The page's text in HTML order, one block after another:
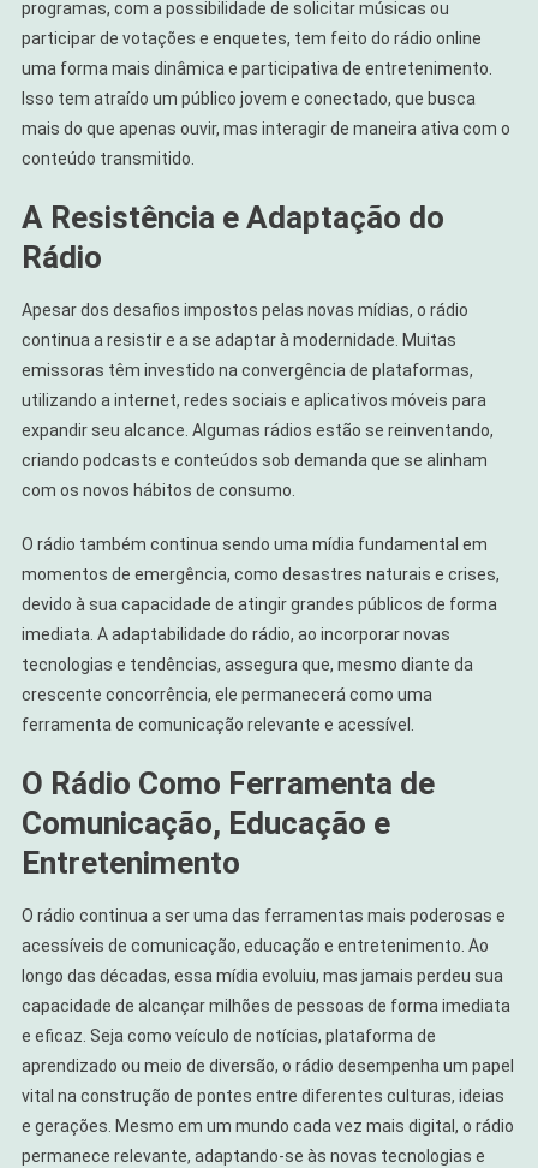
programas, com a possibilidade de solicitar músicas ou
participar de votações e enquetes, tem feito do rádio online
uma forma mais dinâmica e participativa de entretenimento.
Isso tem atraído um público jovem e conectado, que busca
mais do que apenas ouvir, mas interagir de maneira ativa com o
conteúdo transmitido.
A Resistência e Adaptação do
Rádio
Apesar dos desafios impostos pelas novas mídias, o rádio
continua a resistir e a se adaptar à modernidade. Muitas
emissoras têm investido na convergência de plataformas,
utilizando a internet, redes sociais e aplicativos móveis para
expandir seu alcance. Algumas rádios estão se reinventando,
criando podcasts e conteúdos sob demanda que se alinham
com os novos hábitos de consumo.
O rádio também continua sendo uma mídia fundamental em
momentos de emergência, como desastres naturais e crises,
devido à sua capacidade de atingir grandes públicos de forma
imediata. A adaptabilidade do rádio, ao incorporar novas
tecnologias e tendências, assegura que, mesmo diante da
crescente concorrência, ele permanecerá como uma
ferramenta de comunicação relevante e acessível.
O Rádio Como Ferramenta de
Comunicação, Educação e
Entretenimento
O rádio continua a ser uma das ferramentas mais poderosas e
acessíveis de comunicação, educação e entretenimento. Ao
longo das décadas, essa mídia evoluiu, mas jamais perdeu sua
capacidade de alcançar milhões de pessoas de forma imediata
e eficaz. Seja como veículo de notícias, plataforma de
aprendizado ou meio de diversão, o rádio desempenha um papel
vital na construção de pontes entre diferentes culturas, ideias
e gerações. Mesmo em um mundo cada vez mais digital, o rádio
permanece relevante, adaptando-se às novas tecnologias e